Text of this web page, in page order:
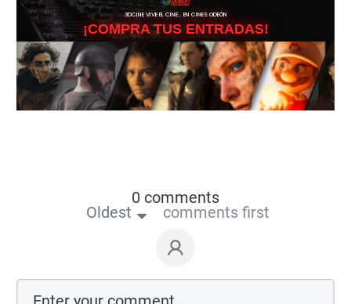
3DCINE VIVE EL CINE… EN CINES ODEÓN
¡COMPRA TUS ENTRADAS!
0 comments
Oldest comments first